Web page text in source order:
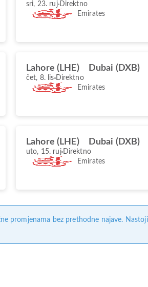
sri, 23. ruj Direktno
Emirates
Lahore (LHE) Dubai (DXB)
čet, 8. lis Direktno
Emirates
Lahore (LHE) Dubai (DXB)
uto, 15. ruj Direktno
Emirates
promjenama bez prethodne najave.